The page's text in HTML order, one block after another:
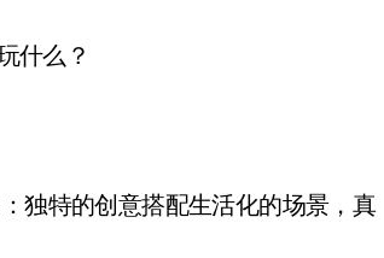
独特的创意搭配生活化的场景，真